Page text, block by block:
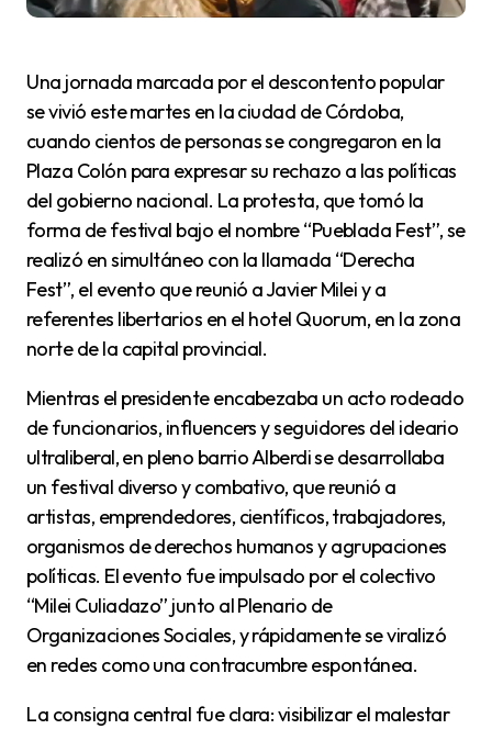
Una jornada marcada por el descontento popular
se vivió este martes en la ciudad de Córdoba,
cuando cientos de personas se congregaron en la
Plaza Colón para expresar su rechazo a las políticas
del gobierno nacional. La protesta, que tomó la
forma de festival bajo el nombre “Pueblada Fest”, se
realizó en simultáneo con la llamada “Derecha
Fest”, el evento que reunió a Javier Milei y a
referentes libertarios en el hotel Quorum, en la zona
norte de la capital provincial.
Mientras el presidente encabezaba un acto rodeado
de funcionarios, influencers y seguidores del ideario
ultraliberal, en pleno barrio Alberdi se desarrollaba
un festival diverso y combativo, que reunió a
artistas, emprendedores, científicos, trabajadores,
organismos de derechos humanos y agrupaciones
políticas. El evento fue impulsado por el colectivo
“Milei Culiadazo” junto al Plenario de
Organizaciones Sociales, y rápidamente se viralizó
en redes como una contracumbre espontánea.
La consigna central fue clara: visibilizar el malestar